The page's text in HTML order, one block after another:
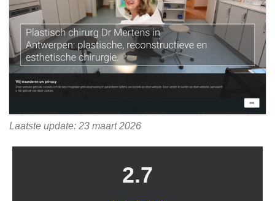
Laatste update: 23 maart 2026
2.7